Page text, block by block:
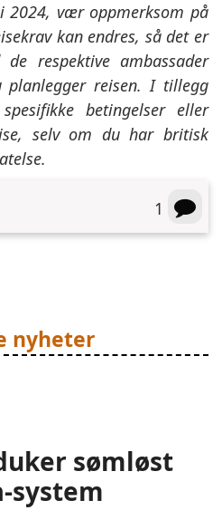
2024, vær oppmerksom på
kan endres, så det er
respektive ambassader
reisen. I tillegg
betingelser eller
selv om du har britisk
1
nyheter
sømløst
system